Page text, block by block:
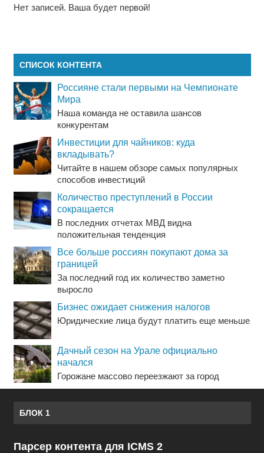
Нет записей. Ваша будет первой!
СПИСОК КОНТЕНТА
Россияне стали первыми на Чемпионате
Мира
Наша команда не оставила шансов
конкурентам
Инвестиции для чайников: куда
вкладывать?
Читайте в нашем обзоре самых популярных
способов инвестиций
Количество преступлений в России
сокращается
В последних отчетах МВД видна
положительная тенденция
Все больше россиян покупают дома за
границей
За последний год их количество заметно
выросло
Бизнес ожидает снижения налогов
Юридические лица будут платить еще меньше
Дачный сезон на Урале официально
начался
Горожане массово переезжают за город
БЛОК 1
Парсер контента для ICMS 2